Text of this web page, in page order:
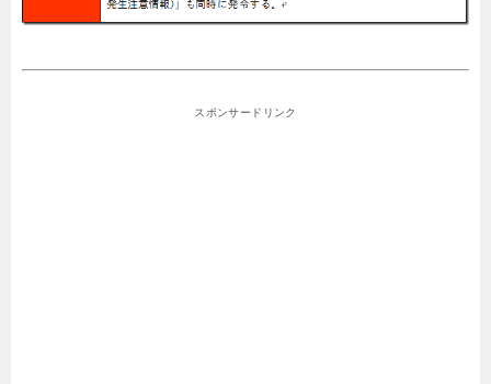
スポンサードリンク